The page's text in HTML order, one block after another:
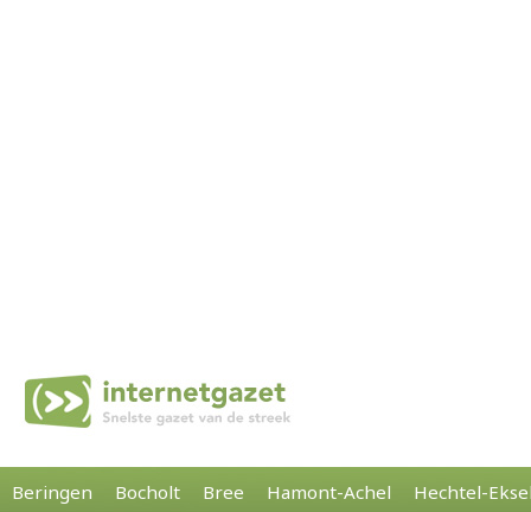
Beringen Bocholt Bree Hamont-Achel Hechtel-